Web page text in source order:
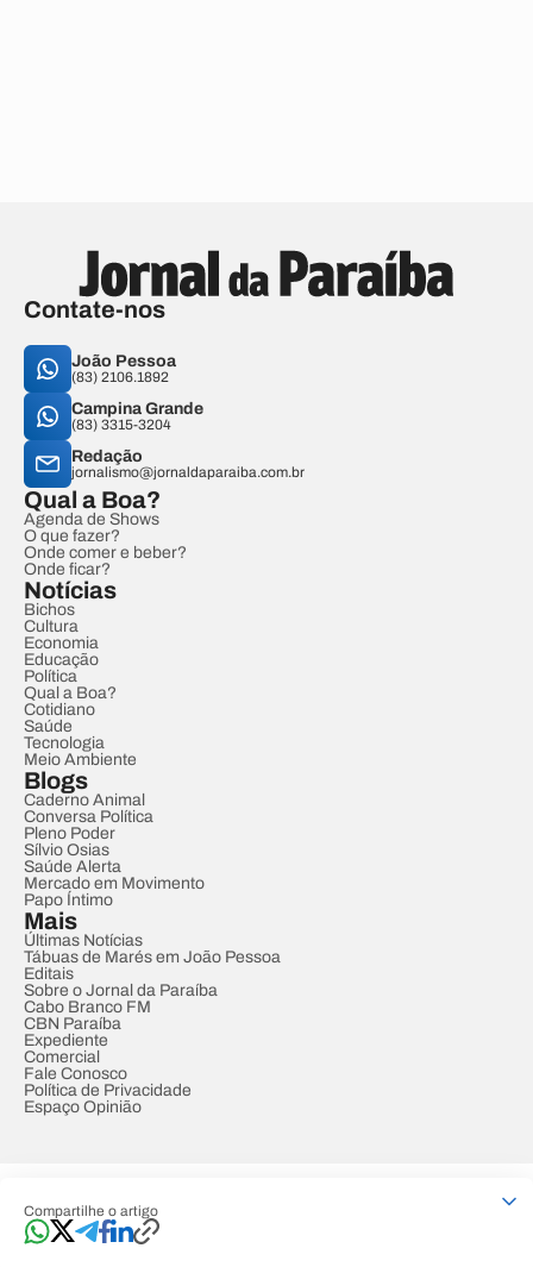
Compartilhe o artigo
Contate-nos
João Pessoa
(83) 2106.1892
Campina Grande
(83) 3315-3204
Redação
jornalismo@jornaldaparaiba.com.br
Qual a Boa?
Agenda de Shows
O que fazer?
Onde comer e beber?
Onde ficar?
Notícias
Bichos
Cultura
Economia
Educação
Política
Qual a Boa?
Cotidiano
Saúde
Tecnologia
Meio Ambiente
Blogs
Caderno Animal
Conversa Política
Pleno Poder
Sílvio Osias
Saúde Alerta
Mercado em Movimento
Papo Íntimo
Mais
Últimas Notícias
Tábuas de Marés em João Pessoa
Editais
Sobre o Jornal da Paraíba
Cabo Branco FM
CBN Paraíba
Expediente
Comercial
Fale Conosco
Política de Privacidade
Espaço Opinião
Developed by Designed by